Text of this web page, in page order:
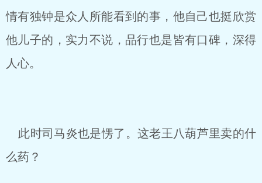
情有独钟是众人所能看到的事，他自己也挺欣赏
他儿子的，实力不说，品行也是皆有口碑，深得
人心。
此时司马炎也是愣了。这老王八葫芦里卖的什
么药？